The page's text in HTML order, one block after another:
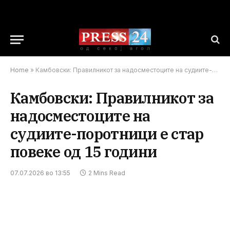
Home » Камбовски: Правилникот за надосместоците на судиите-поротници е стар повеке од 15 години
Камбовски: Правилникот за
надосместоците на
судиите-поротници е стар
повеке од 15 години
07.07.2026 во 13:55 2 Mins Read